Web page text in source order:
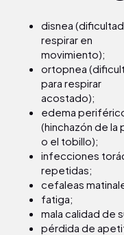
disnea
respirar en
movimiento);
ortopnea
para respirar
acostado);
edema
(hinchazón de la
o el tobillo);
infecciones
repetidas;
cefaleas
fatiga;
mala calidad de
pérdida de